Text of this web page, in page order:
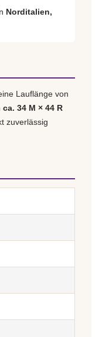
Norditalien,
Lauflänge von
ca. 34 M × 44 R
zuverlässig